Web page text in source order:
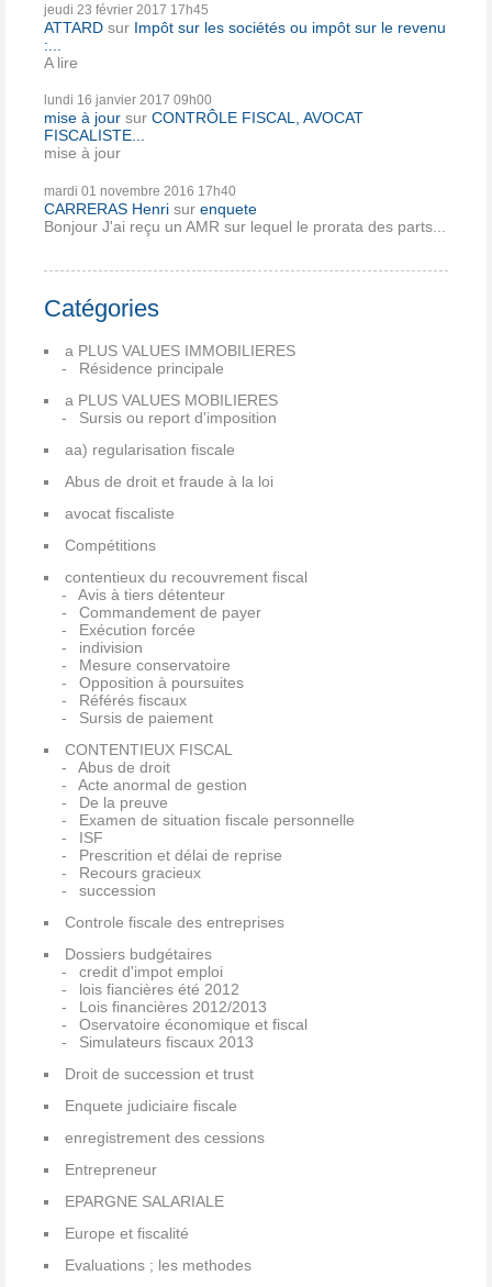
jeudi 23 février 2017 17h45
ATTARD sur Impôt sur les sociétés ou impôt sur le revenu
:...
A lire
lundi 16 janvier 2017 09h00
mise à jour sur CONTRÔLE FISCAL, AVOCAT
FISCALISTE...
mise à jour
mardi 01 novembre 2016 17h40
CARRERAS Henri sur enquete
Bonjour J'ai reçu un AMR sur lequel le prorata des parts...
Catégories
a PLUS VALUES IMMOBILIERES
Résidence principale
a PLUS VALUES MOBILIERES
Sursis ou report d'imposition
aa) regularisation fiscale
Abus de droit et fraude à la loi
avocat fiscaliste
Compétitions
contentieux du recouvrement fiscal
Avis à tiers détenteur
Commandement de payer
Exécution forcée
indivision
Mesure conservatoire
Opposition à poursuites
Référés fiscaux
Sursis de paiement
CONTENTIEUX FISCAL
Abus de droit
Acte anormal de gestion
De la preuve
Examen de situation fiscale personnelle
ISF
Prescrition et délai de reprise
Recours gracieux
succession
Controle fiscale des entreprises
Dossiers budgétaires
credit d'impot emploi
lois fiancières été 2012
Lois financières 2012/2013
Oservatoire économique et fiscal
Simulateurs fiscaux 2013
Droit de succession et trust
Enquete judiciaire fiscale
enregistrement des cessions
Entrepreneur
EPARGNE SALARIALE
Europe et fiscalité
Evaluations ; les methodes